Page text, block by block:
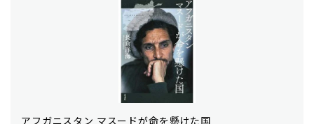
アフガニスタン マスードが命を懸けた国